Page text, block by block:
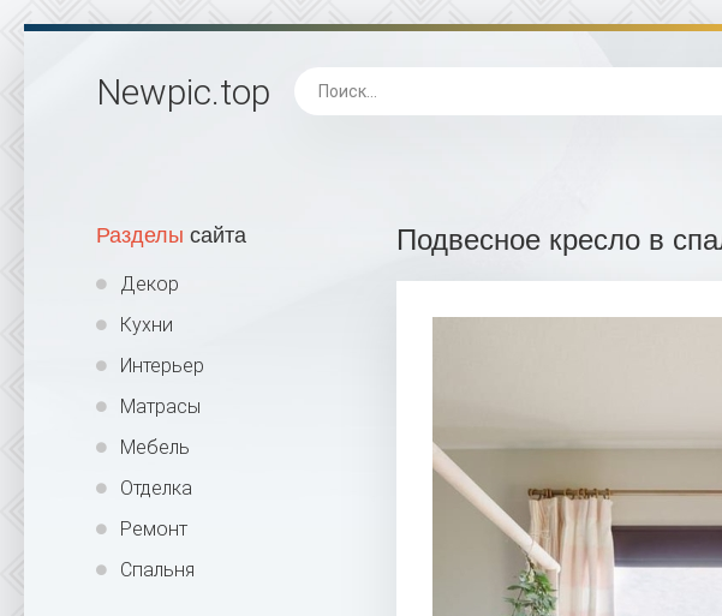
Newpic.top
Разделы сайта
Декор
Кухни
Интерьер
Матрасы
Мебель
Отделка
Ремонт
Спальня
Подвесное кресло в